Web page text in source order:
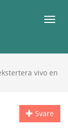
vivo en
Svare